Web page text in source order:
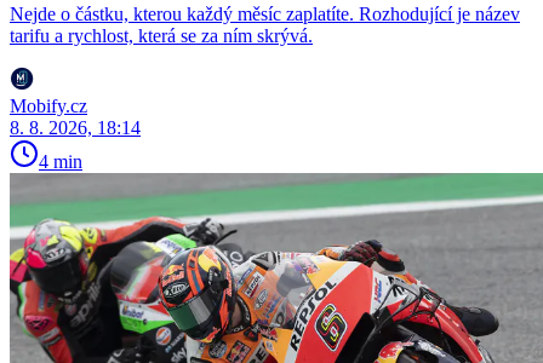
Nejde o částku, kterou každý měsíc zaplatíte. Rozhodující je název
tarifu a rychlost, která se za ním skrývá.
Mobify.cz
8. 8. 2026, 18:14
4 min